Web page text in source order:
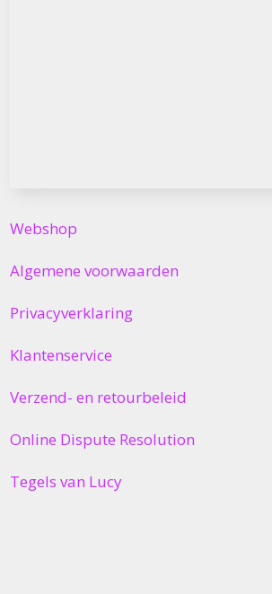
Webshop
Algemene voorwaarden
Privacyverklaring
Klantenservice
Verzend- en retourbeleid
Online Dispute Resolution
Tegels van Lucy